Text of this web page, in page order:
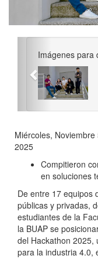
Imágenes para
Miércoles, Noviembre
2025
Compitieron
en soluciones
De entre 17 equipos
públicas y privadas,
estudiantes de la
la BUAP se
del Hackathon 2025,
para la industria 4.0,